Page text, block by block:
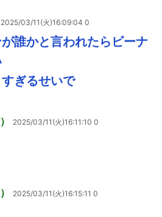
2025/03/11(火)16:09:04 0
誰かと言われたらビーナ
ぎるせいで
2025/03/11(火)16:11:10 0
2025/03/11(火)16:15:11 0